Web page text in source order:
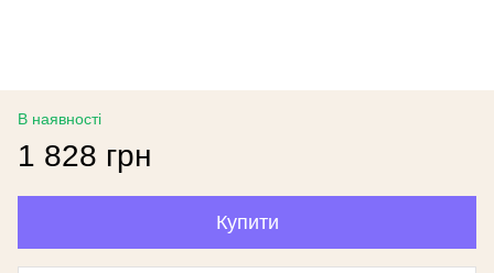
В наявності
1 828 грн
Купити